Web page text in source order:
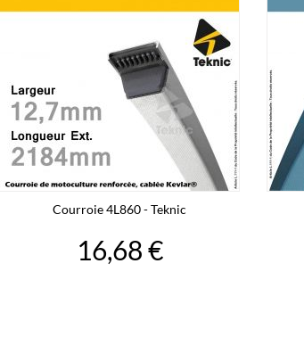
Courroie 4L860 - Teknic
16,68 €